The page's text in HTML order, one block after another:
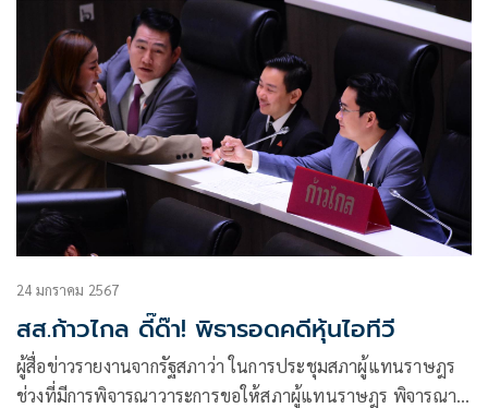
24 มกราคม 2567
สส.ก้าวไกล ดี๊ด๊า! พิธารอดคดีหุ้นไอทีวี
ผู้สื่อข่าวรายงานจากรัฐสภาว่า ในการประชุมสภาผู้แทนราษฎร
ช่วงที่มีการพิจารณาวาระการขอให้สภาผู้แทนราษฎร พิจารณา